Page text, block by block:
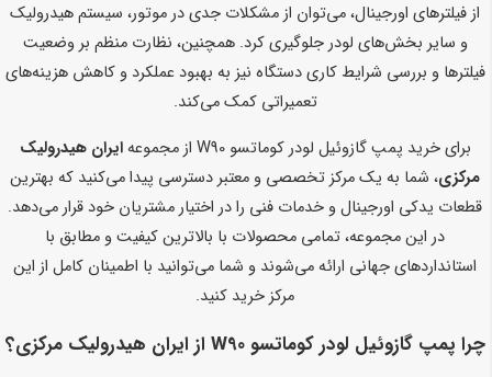
از فیلترهای اورجینال، می‌توان از مشکلات جدی در موتور، سیستم هیدرولیک
و سایر بخش‌های لودر جلوگیری کرد. همچنین، نظارت منظم بر وضعیت
فیلترها و بررسی شرایط کاری دستگاه نیز به بهبود عملکرد و کاهش هزینه‌های
تعمیراتی کمک می‌کند.
برای خرید پمپ گازوئیل لودر کوماتسو W90 از مجموعه
ایران هیدرولیک
مرکزی، شما به یک مرکز تخصصی و معتبر دسترسی پیدا می‌کنید که بهترین
قطعات یدکی اورجینال و خدمات فنی را در اختیار مشتریان خود قرار می‌دهد.
در این مجموعه، تمامی محصولات با بالاترین کیفیت و مطابق با
استانداردهای جهانی ارائه می‌شوند و شما می‌توانید با اطمینان کامل از این
مرکز خرید کنید.
چرا پمپ گازوئیل لودر کوماتسو W90 از ایران هیدرولیک مرکزی؟